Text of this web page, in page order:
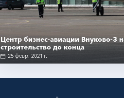
Центр бизнес-авиации Внуково-3
строительство до конца
25 февр. 2021 г.